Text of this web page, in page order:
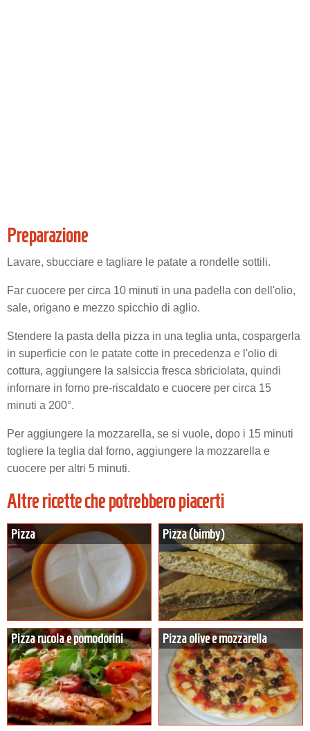
Preparazione
Lavare, sbucciare e tagliare le patate a rondelle sottili.
Far cuocere per circa 10 minuti in una padella con dell'olio,
sale, origano e mezzo spicchio di aglio.
Stendere la pasta della pizza in una teglia unta, cospargerla
in superficie con le patate cotte in precedenza e l'olio di
cottura, aggiungere la salsiccia fresca sbriciolata, quindi
infornare in forno pre-riscaldato e cuocere per circa 15
minuti a 200°.
Per aggiungere la mozzarella, se si vuole, dopo i 15 minuti
togliere la teglia dal forno, aggiungere la mozzarella e
cuocere per altri 5 minuti.
Altre ricette che potrebbero piacerti
Pizza Pizza (bimby)
Pizza rucola e pomodorini Pizza olive e mozzarella